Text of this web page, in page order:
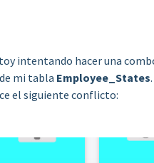
intentando hacer una
mi tabla Employee_States
el siguiente conflicto: